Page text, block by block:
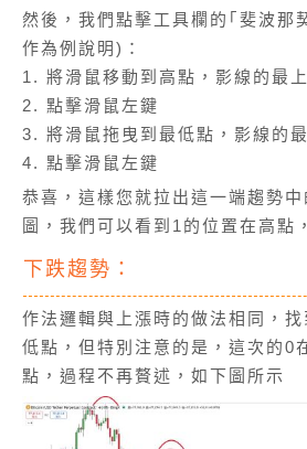
然後，我們點擊工具欄的｢斐波那
作為例說明)：
1. 將滑鼠移動到高點，影線的最
2. 點擊滑鼠左鍵
3. 將滑鼠拖曳到最低點，影線的
4. 點擊滑鼠左鍵
恭喜，這樣您就拉出這一端趨勢
圖，我們可以看到1的位置在高點
下跌趨勢：
作法邏輯與上漲時的做法相同，
低點，但特別注意的是，這次的0
點，過程不再贅述，如下圖所示